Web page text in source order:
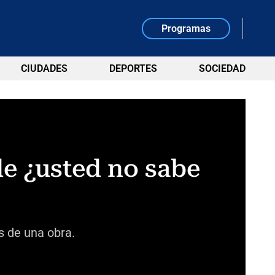
Programas
CIUDADES DEPORTES SOCIEDAD
¿usted no sabe
de una obra.